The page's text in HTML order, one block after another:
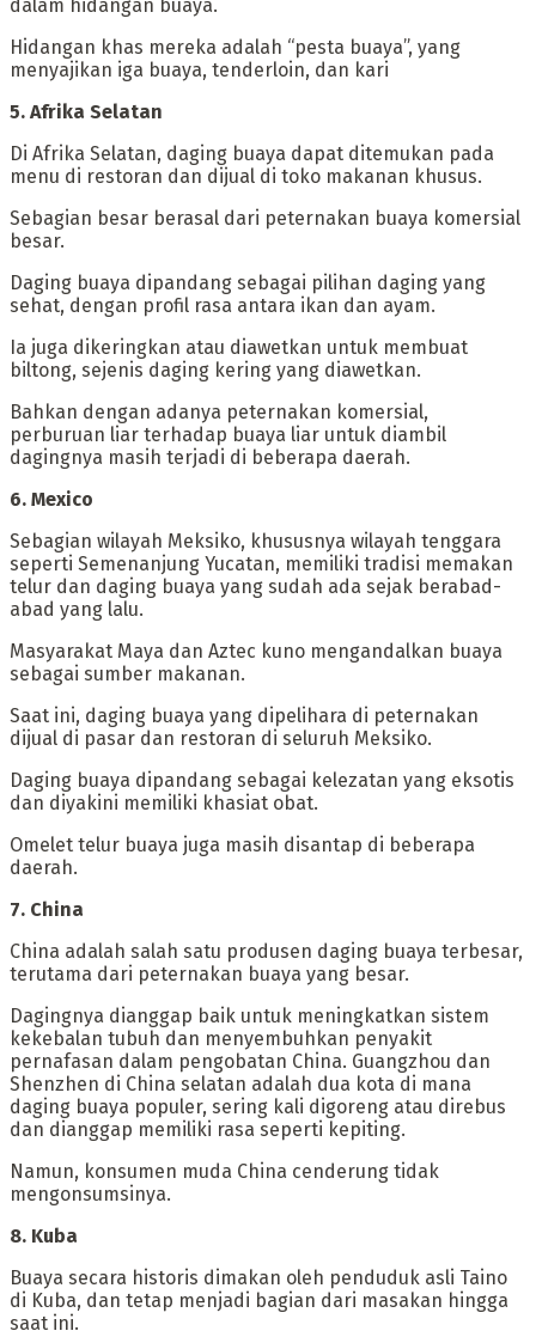
dalam hidangan buaya.
Hidangan khas mereka adalah “pesta buaya”, yang
menyajikan iga buaya, tenderloin, dan kari
‎5. Afrika Selatan
‎Di Afrika Selatan, daging buaya dapat ditemukan pada
menu di restoran dan dijual di toko makanan khusus.
Sebagian besar berasal dari peternakan buaya komersial
besar.
Daging buaya dipandang sebagai pilihan daging yang
sehat, dengan profil rasa antara ikan dan ayam.
Ia juga dikeringkan atau diawetkan untuk membuat
biltong, sejenis daging kering yang diawetkan.
Bahkan dengan adanya peternakan komersial,
perburuan liar terhadap buaya liar untuk diambil
dagingnya masih terjadi di beberapa daerah.
‎6. Mexico
‎Sebagian wilayah Meksiko, khususnya wilayah tenggara
seperti Semenanjung Yucatan, memiliki tradisi memakan
telur dan daging buaya yang sudah ada sejak berabad-
abad yang lalu.
Masyarakat Maya dan Aztec kuno mengandalkan buaya
sebagai sumber makanan.
Saat ini, daging buaya yang dipelihara di peternakan
dijual di pasar dan restoran di seluruh Meksiko.
Daging buaya dipandang sebagai kelezatan yang eksotis
dan diyakini memiliki khasiat obat.
Omelet telur buaya juga masih disantap di beberapa
daerah.
‎7. China
‎China adalah salah satu produsen daging buaya terbesar,
terutama dari peternakan buaya yang besar.
Dagingnya dianggap baik untuk meningkatkan sistem
kekebalan tubuh dan menyembuhkan penyakit
pernafasan dalam pengobatan China. Guangzhou dan
Shenzhen di China selatan adalah dua kota di mana
daging buaya populer, sering kali digoreng atau direbus
dan dianggap memiliki rasa seperti kepiting.
Namun, konsumen muda China cenderung tidak
mengonsumsinya.
‎8. Kuba
‎Buaya secara historis dimakan oleh penduduk asli Taino
di Kuba, dan tetap menjadi bagian dari masakan hingga
saat ini.